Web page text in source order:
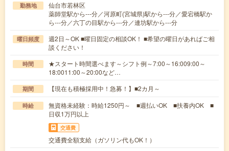
勤務地
仙台市若林区
薬師堂駅から---分／河原町(宮城県)駅から---分／愛宕橋駅か
ら---分／六丁の目駅から---分／連坊駅から---分
曜日頻度
週2日～OK ■曜日固定の相談OK！ ■希望の曜日があればご相
談ください！
時間
★スタート時間選べます～シフト例～7:00～16:009:00～
18:0011:00～20:00など…
期間 【現在も積極採用中！急募！】■2カ月～
時給
無資格未経験：時給1250円～ ■週払いOK ■扶養内OK ■
日収1万円以上
交通費
交通費全額支給（ガソリン代もOK！）